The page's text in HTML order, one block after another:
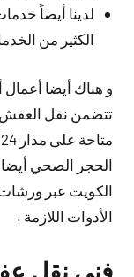
لدينا أيضاً
الكثير من
و هناك أيضا
تتضمن نقل العفش
الحجر الصحي أيضا
الكويت عبر ورشات
الأدوات اللازمة .
فني نقل